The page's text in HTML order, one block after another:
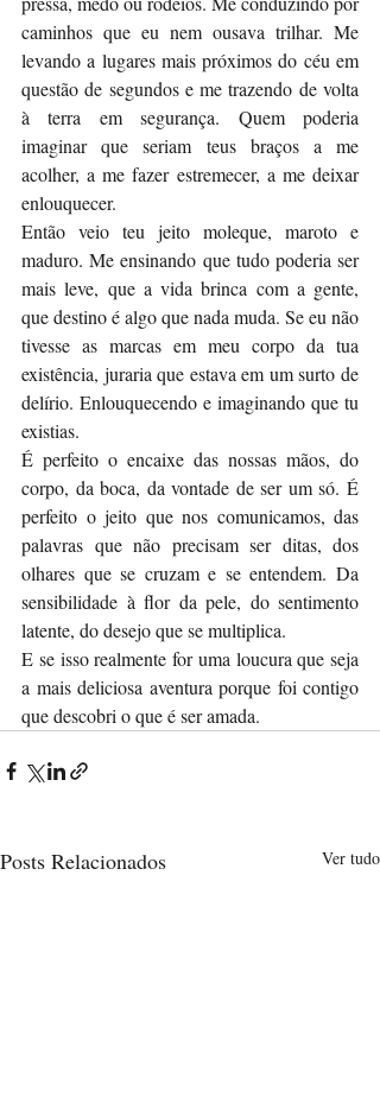
caminhos que eu nem ousava trilhar. Me
levando a lugares mais próximos do céu em
questão de segundos e me trazendo de volta
à terra em segurança. Quem poderia
imaginar que seriam teus braços a me
acolher, a me fazer estremecer, a me deixar
enlouquecer.
Então veio teu jeito moleque, maroto e
maduro. Me ensinando que tudo poderia ser
mais leve, que a vida brinca com a gente,
que destino é algo que nada muda. Se eu não
tivesse as marcas em meu corpo da tua
existência, juraria que estava em um surto de
delírio. Enlouquecendo e imaginando que tu
existias.
É perfeito o encaixe das nossas mãos, do
corpo, da boca, da vontade de ser um só. É
perfeito o jeito que nos comunicamos, das
palavras que não precisam ser ditas, dos
olhares que se cruzam e se entendem. Da
sensibilidade à flor da pele, do sentimento
latente, do desejo que se multiplica.
E se isso realmente for uma loucura que seja
a mais deliciosa aventura porque foi contigo
que descobri o que é ser amada.
Posts Relacionados Ver tudo